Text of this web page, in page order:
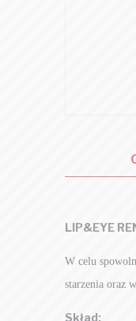
LIP&EYE
W celu
starzenia oraz
Skład: